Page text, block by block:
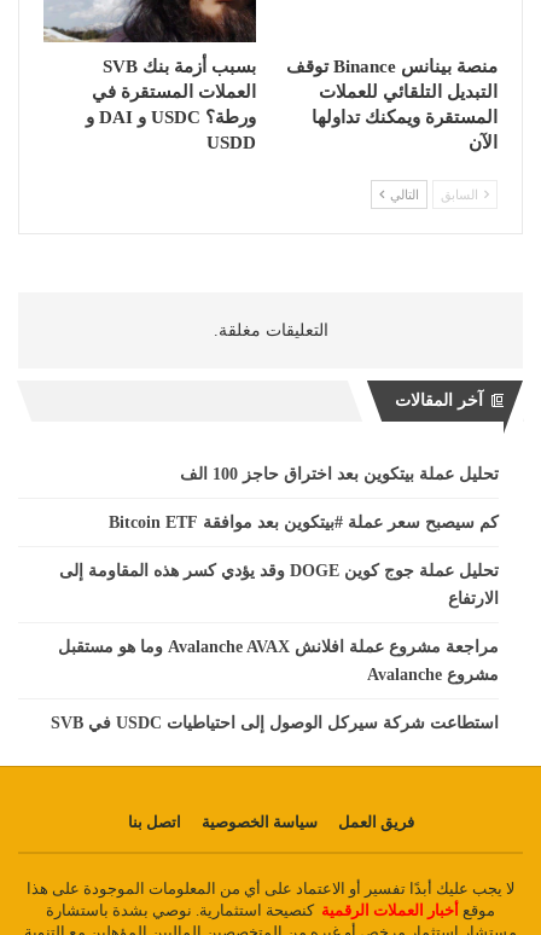
منصة بينانس Binance توقف
التبديل التلقائي للعملات
المستقرة ويمكنك تداولها
الآن
بسبب أزمة بنك SVB
العملات المستقرة في
ورطة؟ USDC و DAI و
USDD
السابق التالي
التعليقات مغلقة.
آخر المقالات
تحليل عملة بيتكوين بعد اختراق حاجز 100 الف
كم سيصبح سعر عملة #بيتكوين بعد موافقة Bitcoin ETF
تحليل عملة جوج كوين DOGE وقد يؤدي كسر هذه المقاومة إلى
الارتفاع
مراجعة مشروع عملة افلانش Avalanche AVAX وما هو مستقبل
مشروع Avalanche
استطاعت شركة سيركل الوصول إلى احتياطيات USDC في SVB
فريق العمل سياسة الخصوصية اتصل بنا
لا يجب عليك أبدًا تفسير أو الاعتماد على أي من المعلومات الموجودة على هذا
موقع أخبار العملات الرقمية كنصيحة استثمارية. نوصي بشدة باستشارة